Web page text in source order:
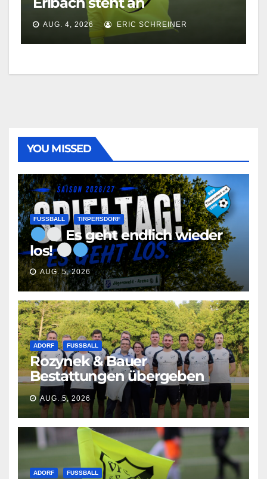
AUG. 4, 2026 ERIC SCHREINER
YOU MISSED
FUSSBALL TIRPERSDORF
Es geht endlich wieder
los!
AUG. 5, 2026
ADORF FUSSBALL
Rozynek & Bauer
Bestattungen übergeben
neue Shirts
AUG. 5, 2026
ADORF FUSSBALL